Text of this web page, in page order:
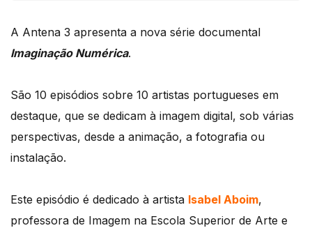
A Antena 3 apresenta a nova série documental
Imaginação Numérica.
São 10 episódios sobre 10 artistas portugueses em
destaque, que se dedicam à imagem digital, sob várias
perspectivas, desde a animação, a fotografia ou
instalação.
Este episódio é dedicado à artista Isabel Aboim,
professora de Imagem na Escola Superior de Arte e